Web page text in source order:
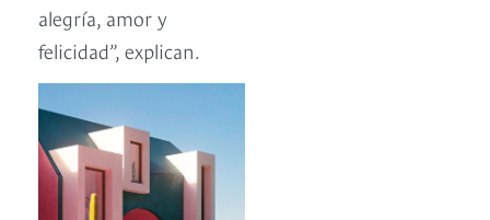
alegría, amor y
felicidad”, explican.